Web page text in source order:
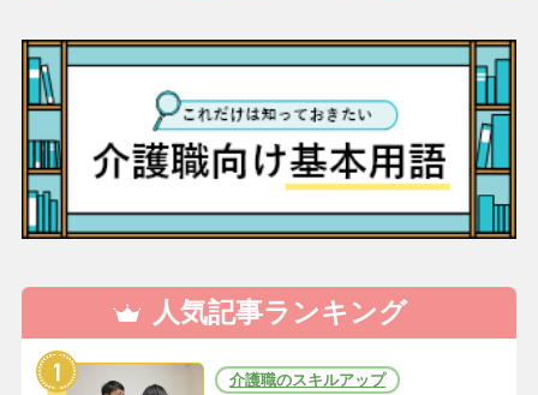
人気記事ランキング
介護職のスキルアップ